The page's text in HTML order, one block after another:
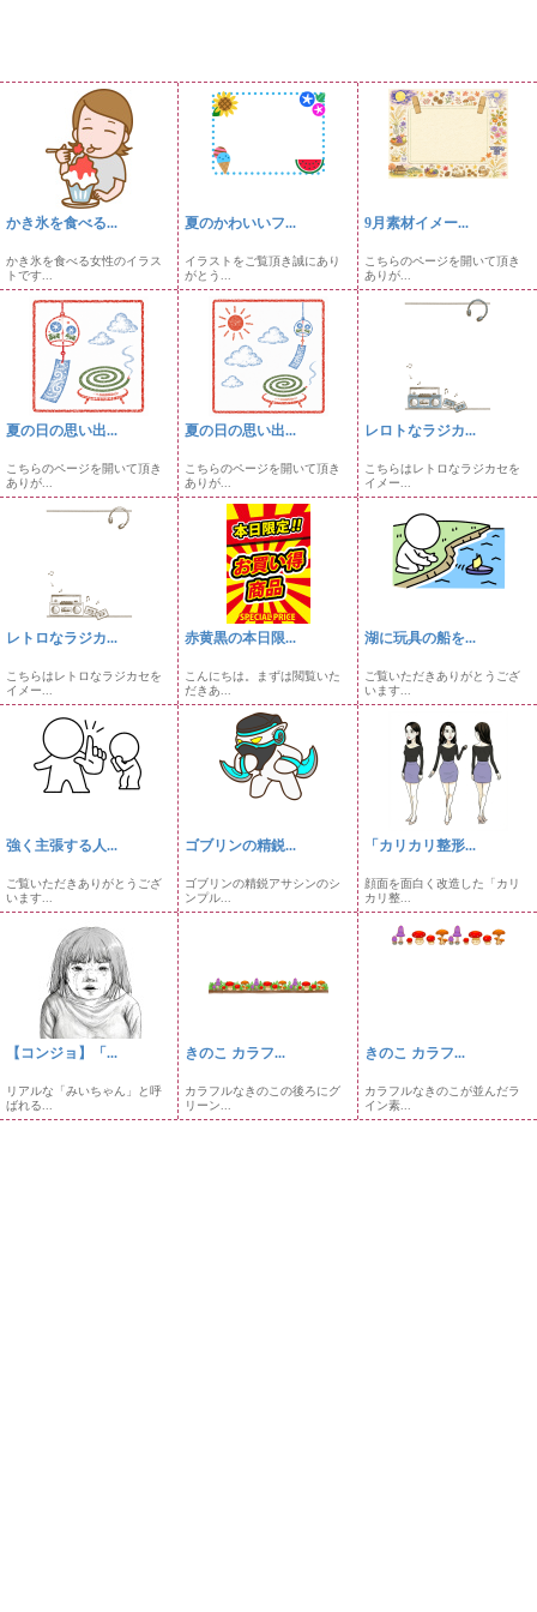
かき氷を食べる...
かき氷を食べる女性のイラス
トです...
夏のかわいいフ...
イラストをご覧頂き誠にあり
がとう...
9月素材イメー...
こちらのページを開いて頂き
ありが...
夏の日の思い出...
こちらのページを開いて頂き
ありが...
夏の日の思い出...
こちらのページを開いて頂き
ありが...
レロトなラジカ...
こちらはレトロなラジカセを
イメー...
レトロなラジカ...
こちらはレトロなラジカセを
イメー...
赤黄黒の本日限...
こんにちは。まずは閲覧いた
だきあ...
湖に玩具の船を...
ご覧いただきありがとうござ
います...
強く主張する人...
ご覧いただきありがとうござ
います...
ゴブリンの精鋭...
ゴブリンの精鋭アサシンのシ
ンプル...
「カリカリ整形...
顔面を面白く改造した「カリ
カリ整...
【コンジョ】「...
リアルな「みいちゃん」と呼
ばれる...
きのこ カラフ...
カラフルなきのこの後ろにグ
リーン...
きのこ カラフ...
カラフルなきのこが並んだラ
イン素...